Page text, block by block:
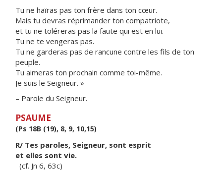
Tu ne haïras pas ton frère dans ton cœur.
Mais tu devras réprimander ton compatriote,
et tu ne toléreras pas la faute qui est en lui.
Tu ne te vengeras pas.
Tu ne garderas pas de rancune contre les fils de ton
peuple.
Tu aimeras ton prochain comme toi-même.
Je suis le Seigneur. »
– Parole du Seigneur.
PSAUME
(Ps 18B (19), 8, 9, 10,15)
R/ Tes paroles, Seigneur, sont esprit
et elles sont vie.
(cf. Jn 6, 63c)